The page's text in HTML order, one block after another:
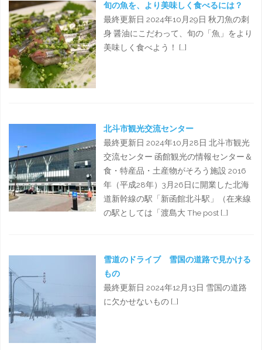
旬の魚を、より美味しく食べるには？
最終更新日 2024年10月29日 秋刀魚の刺
身 醤油にこだわって、旬の「魚」をより
美味しく食べよう！ […]
北斗市観光交流センター
最終更新日 2024年10月28日 北斗市観光
交流センター 函館観光の情報センター＆
食・特産品・土産物がそろう施設 2016
年（平成28年）3月26日に開業した北海
道新幹線の駅「新函館北斗駅」（在来線
の駅としては「渡島大 The post […]
雪道のドライブ 雪国の道路で見かける
もの
最終更新日 2024年12月13日 雪国の道路
に欠かせないもの […]